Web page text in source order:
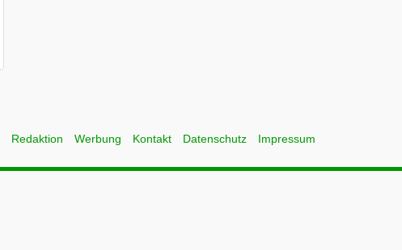
Redaktion Werbung Kontakt Datenschutz Impressum